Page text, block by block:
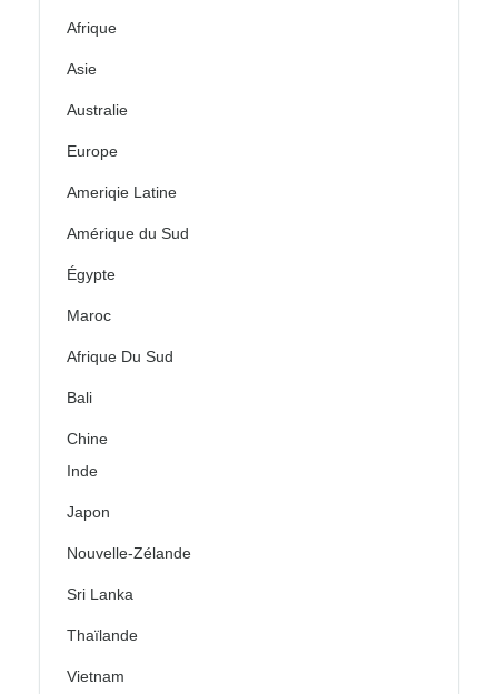
Afrique
Asie
Australie
Europe
Ameriqie Latine
Amérique du Sud
Égypte
Maroc
Afrique Du Sud
Bali
Chine
Inde
Japon
Nouvelle-Zélande
Sri Lanka
Thaïlande
Vietnam